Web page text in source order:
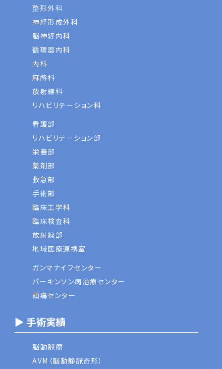
整形外科
神経形成外科
脳神経内科
循環器内科
内科
麻酔科
放射線科
リハビリテーション科
看護部
リハビリテーション部
栄養部
薬剤部
救急部
手術部
臨床工学科
臨床検査科
放射線部
地域医療連携室
ガンマナイフセンター
パーキンソン病治療センター
頭痛センター
▶ 手術実績
脳動脈瘤
AVM（脳動静脈奇形）